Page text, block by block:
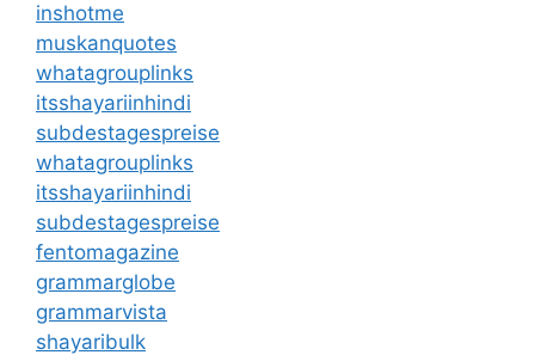
inshotme
muskanquotes
whatagrouplinks
itsshayariinhindi
subdestagespreise
whatagrouplinks
itsshayariinhindi
subdestagespreise
fentomagazine
grammarglobe
grammarvista
shayaribulk